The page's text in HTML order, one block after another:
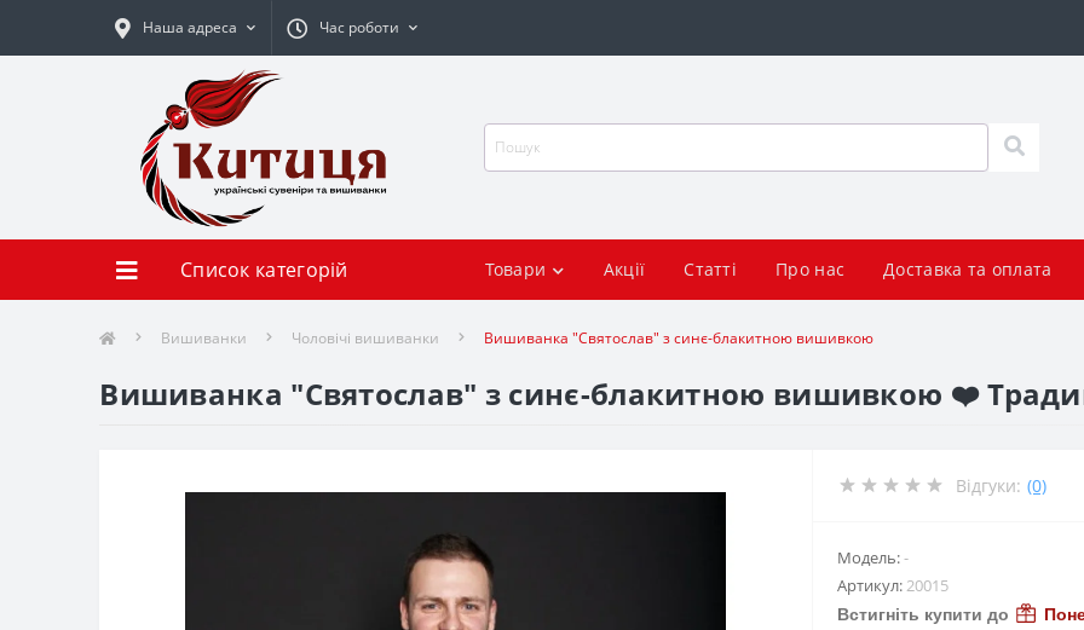
Наша адреса Час роботи
Список категорій Товари Акції Статті Про нас Доставка та оплата
Вишиванки Чоловічі вишиванки Вишиванка "Святослав" з синє-блакитною вишивкою
Вишиванка "Святослав" з синє-блакитною вишивкою ❤️
Відгуки: (0)
Модель:-
Артикул:20015
Встигніть купити до